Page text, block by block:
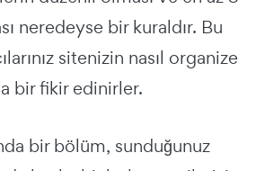
neredeyse bir kuraldır. Bu
sitenizin nasıl organize
bir fikir edinirler.
bir bölüm, sunduğunuz